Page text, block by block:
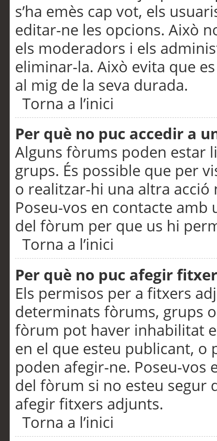
s’ha emès cap vot, els
editar-ne les opcions. Això
els moderadors i els
eliminar-la. Això evita que
al mig de la seva durada.
Torna a l’inici
Per què no puc accedir a
Alguns fòrums poden estar
grups. És possible que per
o realitzar-hi una altra acció
Poseu-vos en contacte
del fòrum per que us hi
Torna a l’inici
Per què no puc afegir
Els permisos per a fitxers
determinats fòrums, grups
fòrum pot haver inhabilitat
en el que esteu publicant,
poden afegir-ne. Poseu-vos
del fòrum si no esteu segur
afegir fitxers adjunts.
Torna a l’inici